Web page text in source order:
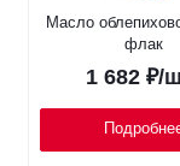
Масло
флак
1 682 ₽/